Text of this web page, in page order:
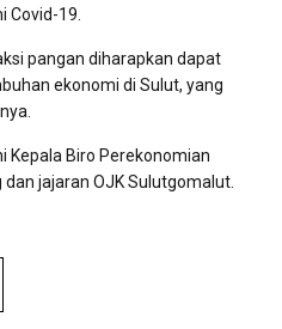
Covid-19.
pangan diharapkan dapat
ekonomi di Sulut, yang
Kepala Biro Perekonomian
jajaran OJK Sulutgomalut.